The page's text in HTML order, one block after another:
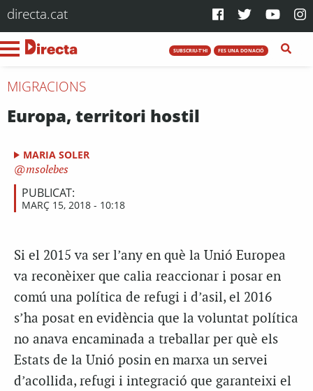
directa.cat
SUBSCRIU-T'HI FES UNA DONACIÓ
MIGRACIONS
Europa, territori hostil
MARIA SOLER
msolebes
PUBLICAT:
MARÇ 15, 2018 - 10:18
Si el 2015 va ser l’any en què la Unió Europea
va reconèixer que calia reaccionar i posar en
comú una política de refugi i d’asil, el 2016
s’ha posat en evidència que la voluntat política
no anava encaminada a treballar per què els
Estats de la Unió posin en marxa un servei
d’acollida, refugi i integració que garanteixi el